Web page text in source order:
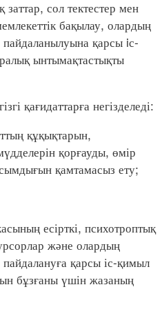
сол тектестер мен
бақылау, олардың
қарсы iс-
ынтымақтастықты
қағидаттарға негізделеді:
құқықтарын,
қорғауды, өмір
қамтамасыз ету;
есірткі, психотроптық
және олардың
қарсы іс-қимыл
бұзғаны үшін жазаның